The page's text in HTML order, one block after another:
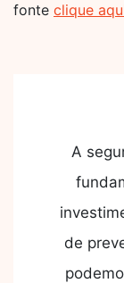
fonte clique
A
de